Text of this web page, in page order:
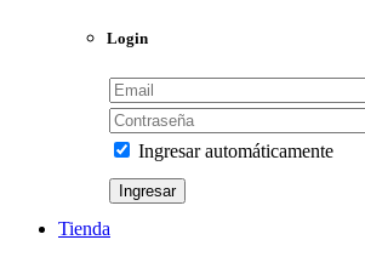
Login
Ingresar automáticamente
Tienda